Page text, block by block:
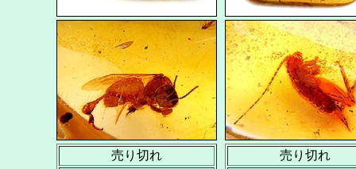
売り切れ
売り切れ